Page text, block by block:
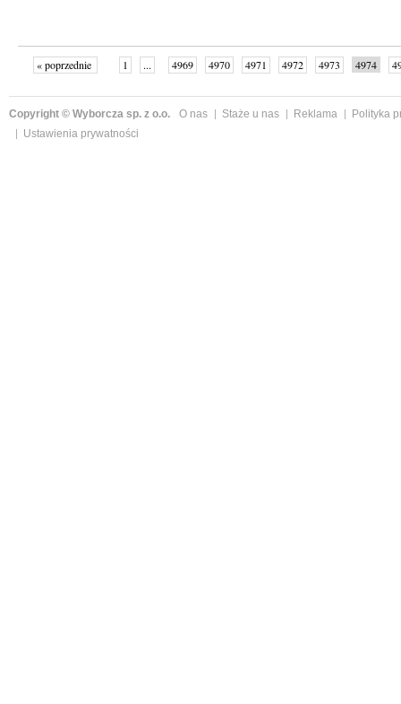
« poprzednie 1 ... 4969 4970 4971 4972 4973 4974
Copyright © Wyborcza sp. z o.o. O nas Staże u nas Reklama
Polityka
Ustawienia prywatności